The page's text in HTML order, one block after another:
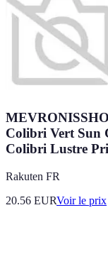
Colibri Vert Sun
Colibri Lustre
Rakuten FR
20.56 EURVoir le prix